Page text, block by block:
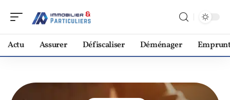
Actu Assurer Défiscaliser Déménager